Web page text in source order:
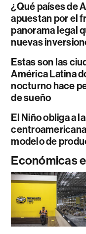
¿Qué países de
apuestan por el
panorama legal
nuevas
Estas son las
América Latina
nocturno hace
de sueño
El Niño obliga a
modelo de
Económicas